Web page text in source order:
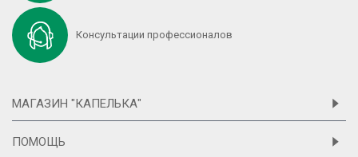
Консультации профессионалов
МАГАЗИН "КАПЕЛЬКА"
ПОМОЩЬ